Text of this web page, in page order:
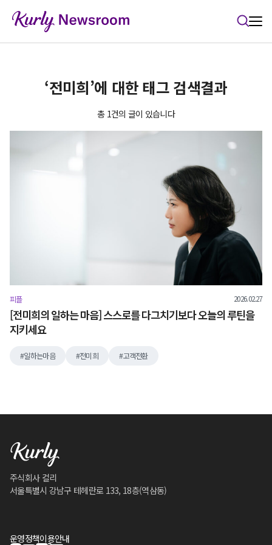
‘전미희’에 대한 태그 검색결과
총 1건의 글이 있습니다
피플 2026.02.27
[전미희의 일하는 마음] 스스로를 다그치기보다 오늘의 루틴을
지키세요
일하는마음 전미희 고객전환
주식회사 컬리
서울특별시 강남구 테헤란로 133, 18층(역삼동)
운영정책이용안내